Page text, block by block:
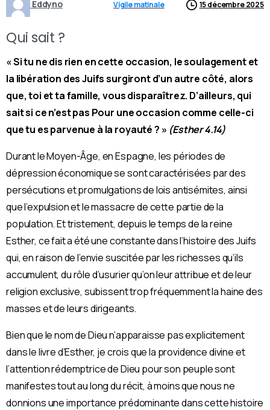
Eddyno Vigile matinale 15 décembre 2025
Qui sait ?
« Si tu ne dis rien en cette occasion, le soulagement et
la libération des Juifs surgiront d’un autre côté, alors
que, toi et ta famille, vous disparaîtrez. D’ailleurs, qui
sait si ce n’est pas Pour une occasion comme celle-ci
que tu es parvenue à la royauté ? » (Esther 4.14)
Durant le Moyen-Âge, en Espagne, les périodes de
dépression économique se sont caractérisées par des
persécutions et promulgations de lois antisémites, ainsi
que l’expulsion et le massacre de cette partie de la
population. Et tristement, depuis le temps de la reine
Esther, ce fait a été une constante dans l’histoire des Juifs
qui, en raison de l’envie suscitée par les richesses qu’ils
accumulent, du rôle d’usurier qu’on leur attribue et de leur
religion exclusive, subissent trop fréquemment la haine des
masses et de leurs dirigeants.
Bien que le nom de Dieu n’apparaisse pas explicitement
dans le livre d’Esther, je crois que la providence divine et
l’attention rédemptrice de Dieu pour son peuple sont
manifestes tout au long du récit, à moins que nous ne
donnions une importance prédominante dans cette histoire